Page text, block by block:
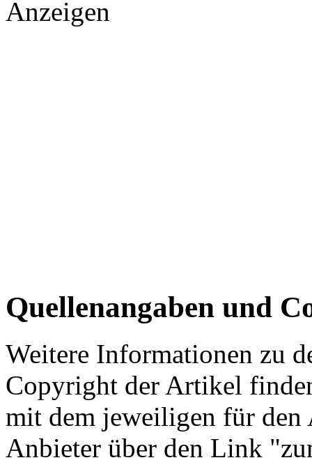
Anzeigen
Quellenangaben und
Weitere Informationen zu
Copyright der Artikel
mit dem jeweiligen für
Anbieter über den Link